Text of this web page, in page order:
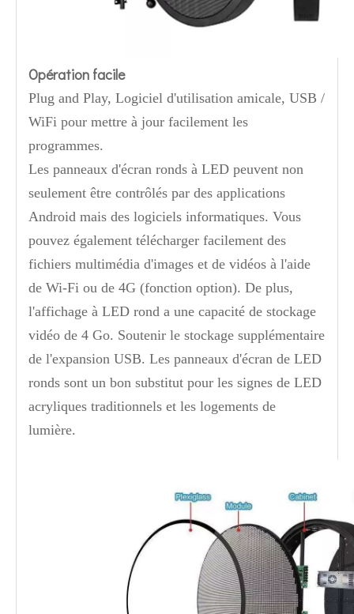
Opération facile
Plug and Play, Logiciel d'utilisation amicale, USB /
WiFi pour mettre à jour facilement les
programmes.
Les panneaux d'écran ronds à LED peuvent non
seulement être contrôlés par des applications
Android mais des logiciels informatiques. Vous
pouvez également télécharger facilement des
fichiers multimédia d'images et de vidéos à l'aide
de Wi-Fi ou de 4G (fonction option). De plus,
l'affichage à LED rond a une capacité de stockage
vidéo de 4 Go. Soutenir le stockage supplémentaire
de l'expansion USB. Les panneaux d'écran de LED
ronds sont un bon substitut pour les signes de LED
acryliques traditionnels et les logements de
lumière.